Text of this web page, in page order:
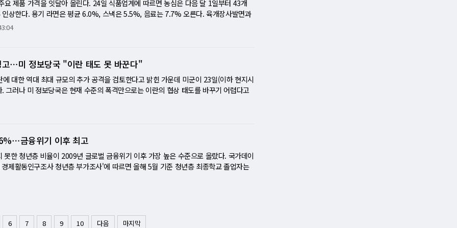
으로 적자에서 얼마나 빨리 벗어나느냐에 달려 있다. ADR보다 우선순위가 높은 과제도
체감할 수 있는 실질적인 기업가치 제고다.
모리 시장을 바라보는 SK하이닉스의 시각이다. 최근 글로벌 증시에서는 AI 인프라 투
어지고 있다. 그러나 SK하이닉스는 AI 서버와 데이터센터 구축이 끝난 것이 아니라 이
단계라고 판단하고 있다. AI 모델이 고도화될수록 연산량은 계속 증가하고, 이를 처리
어들지 않을 것으로 업계는 보고 있다. 다만 변수도 남아 있다. AI 서비스의 수익성이 기
속도가 예상보다 둔화될 경우 메모리 수요 증가세도 영향을 받을 수 있다. 중국 메모리
둔화 역시 위험 요인이다. 그럼에도 SK하이닉스는 고객사와 장기 공급 계약을 기반으로
수요에 맞춰 투자와 생산을 확대하는 전략을 유지하겠다는 방침이다. 하반기 실적의 핵
시장의 성장세가 얼마나 이어지느냐다. 최근 AI 투자 둔화 우려로 흔들린 시장에 SK하
프AI 플랫폼은 원하는 소재의 조건과 특성을 입력하면 기존 실험 데이터와 물질 구조 정
으로 생성하고 적합성을 검증한다. 높은 온도에서도 성능을 유지하는 화합물이나 탄소
능을 제시하면 이에 맞는 물질 조합을 우선적으로 찾아주는 방식이다. 소재 탐색·검증
있다. 신소재 개발은 반도체와 배터리, 화학, 에너지 산업의 경쟁력을 좌우하는 분야다.
디는 소재가 필요하고, 배터리 산업에서는 에너지 밀도와 안전성을 높일 전극·전해질
업에서도 이산화탄소를 효율적으로 흡수하거나 분리하는 신물질 개발 수요가 커지고 있
업이 보유한 소재 데이터의 정제와 표준화가 선행돼야 한다. AI가 제시한 후보 물질의
용할 수 있는지도 검증해야 한다. 화학과 소재 분야의 전문 지식뿐 아니라 데이터 처리
과 운영, 유지보수까지 제공해 기업이 별도 AI 조직을 꾸리지 않아도 프로젝트를 진행할
도 의미가 있다. 지금까지 제조업의 AI 활용은 설비 고장 예측과 품질 검사, 생산 일정
다. 앞으로는 어떤 물질을 개발할지 결정하는 초기 연구 단계에서도 AI 활용이 늘어날
고가의 슈퍼컴퓨터나 대규모 연구 인프라를 직접 갖추지 않고도 글로벌 소재 연구 생
사용료에 그치지 않고 데이터 구축과 컨설팅, 시스템 통합, 운영 서비스까지 사업 범위
AI가 발굴한 후보 물질이 실제 실험과 양산 단계에서 얼마나 높은 성공률을 보이느냐에
기능을 제한한 제품은 물론, 카메라를 완전히 제거한 모델까지 검토한 것으로 알려졌
제품 제작 단계까지 진행된 것으로 전해졌다. 다만 카메라를 제외하면 스마트 안경의 활
다는 내부 지적이 제기된 만큼, 애플이 실제 판매 제품에서 카메라 기능을 삭제할 가능성
품인 '메타 어드벤처러'와 '메타 퓨리'를 잇달아 선보이며 시장 확대에 나섰다. 과거 '구
구글도 삼성전자와 협력해 지난 5월 AI 스마트 안경 2종을 공개했다. 해당 제품은 올해
지난달 첫 증강현실(AR) 안경 ‘스펙스’(Specs)를 공개하고, 올가을부터 미국과 영국,
혔다.
요 제품 가격을 잇달아 올린다. 24일 식품업계에 따르면 농심은 다음 달 1일부터 43개
상한다. 용기 라면은 평균 6.0%, 스낵은 5.5%, 음료는 7.7% 오른다. 육개장사발면과
우깡과 꿀꽈배기 등 스낵 23개 브랜드, 카프리썬과 웰치스 등 음료 2개 브랜드가 대상
용 상승을 이유로 들었다. [미니해설] 라면컵·도넛·식빵까지 오른다⋯먹거리 물가, 생활
다시 넓어지고 있다. 농심은 용기 라면과 스낵, 음료 가격을 올리고, 비알코리아는 던킨
운영하는 뚜레쥬르도 빵과 케이크 일부 제품 가격 조정에 나선다. 라면, 과자, 도넛, 식빵
품목이 한꺼번에 오르면서 장바구니와 간식비 부담은 더 커질 전망이다. 농심은 다음
가를 평균 5.8% 인상한다. 품목별로는 주요 용기 라면이 평균 6.0%, 스낵이 5.5%, 음
원에서 1600원으로 오를 것으로 예상된다. 농심의 라면 가격 조정은 지난해 3월 이후
9월 인상 이후 사실상 3년 11개월 만의 인상이다. 다만 농심은 전체 라면 매출의 63%
인상에서 제외했다. 물가 안정 노력과 소비자 부담을 고려했다는 설명이다. 대형마트와
인과 증정 행사 등 소비자 프로모션도 확대할 방침이다. 업체들이 제시한 이유는 원가 부
이어진 고환율과 고유가로 포장재 등 자재 가격이 크게 올랐고, 국내 수익성 악화와 협
6.5% 인상한다. 대표 품목인 페이머스글레이즈드와 카카오하니딥은 1700원에서 190
⋯미 정보당국 "이란 태도 못 바꾼다"
대한 역대 최대 규모의 추가 공격을 검토한다고 밝힌 가운데 미군이 23일(이하 현지시
그러나 미 정보당국은 현재 수준의 폭격만으로는 이란의 협상 태도를 바꾸기 어렵다고
둘러싼 논란이 커지고 있다. 미 중부사령부는 이날 오후 6시45분 이란 군사시설을 겨냥
진 분석도 이런 평가에 힘을 싣고 있다. 전선은 홍해로도 번지고 있다. 이란이 혁명수비
멘 후티 반군에 보냈다는 보도가 나온 가운데 후티는 사우디 유조선을 공격했다. 미 하원
는 결의안을 214대 208로 가결했다. [미니해설] 폭격으로도 꺾이지 않는 이란…트럼프
서다 미국과 이란의 충돌이 다시 중대한 갈림길에 섰다. 도널드 트럼프 미국 대통령은
규모의 공격을 검토하고 있다고 공개적으로 경고했고, 미군은 23일(현지시간) 13일째
. 미 중부사령부는 이번 공습이 이슬람혁명수비대의 상선 공격 능력을 약화하고 이란에
금융위기 이후 최고
한 청년층 비율이 2009년 글로벌 금융위기 이후 가장 높은 수준으로 올랐다. 국가데이
제활동인구조사 청년층 부가조사'에 따르면 올해 5월 기준 청년층 최종학교 졸업자는
1000명 줄었다. 이 가운데 취업자는 276만명으로 20만2000명 감소했고, 미취업자는
포인트 오르며 5년 만에 증가세로 돌아섰다. [미니해설] 취업문 앞에서 길어진 청년의
6 7 8 9 10 다음 마지막